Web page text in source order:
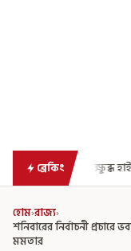
ব্রেকিং
হোম›রাজ্য›
শনিবারের নির্বাচনী
মমতার